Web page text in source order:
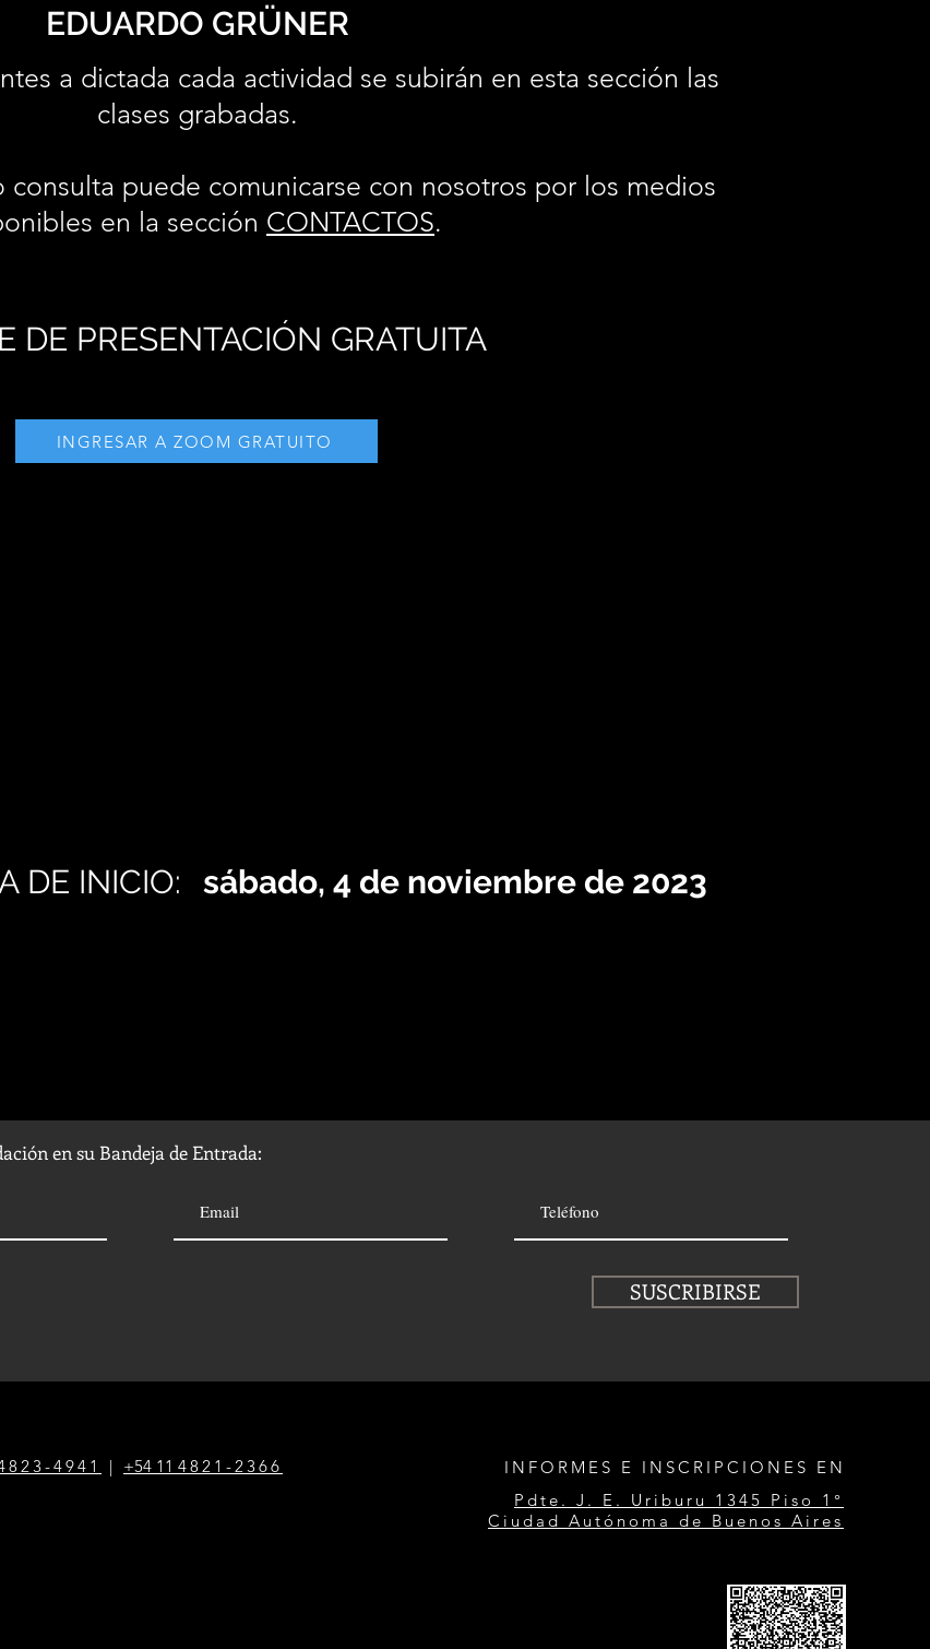
EDUARDO GRÜNER
a dictada cada actividad se subirán en esta sección las
clases grabadas.
puede comunicarse con nosotros por los medios
en la sección CONTACTOS.
DE PRESENTACIÓN GRATUITA
INGRESAR A ZOOM GRATUITO
DE INICIO: sábado, 4 de noviembre de 2023
en su Bandeja de Entrada:
SUSCRIBIRSE
4941 | +54 1 1 4821-2366
INFORMES E INSCRIPCIONES EN
Pdte. J. E. Uriburu 1345 Piso 1°
Ciudad Autónoma de Buenos Aires